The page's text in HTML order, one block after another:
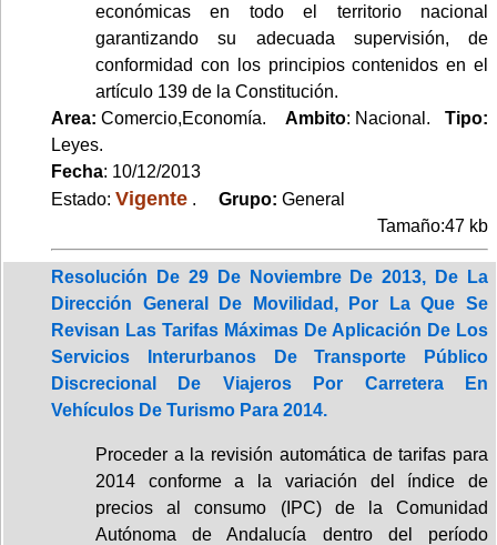
económicas en todo el territorio nacional
garantizando su adecuada supervisión, de
conformidad con los principios contenidos en el
artículo 139 de la Constitución.
Area: Comercio,Economía.Ambito: Nacional.Tipo:
Leyes.
Fecha: 10/12/2013
Estado: Vigente . Grupo: General
Tamaño:47 kb
Resolución De 29 De Noviembre De 2013, De La
Dirección General De Movilidad, Por La Que Se
Revisan Las Tarifas Máximas De Aplicación De Los
Servicios Interurbanos De Transporte Público
Discrecional De Viajeros Por Carretera En
Vehículos De Turismo Para 2014.
Proceder a la revisión automática de tarifas para
2014 conforme a la variación del índice de
precios al consumo (IPC) de la Comunidad
Autónoma de Andalucía dentro del período